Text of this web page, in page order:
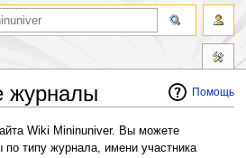
Помощь
журналы
Wiki Mininuniver. Вы можете
по типу журнала, имени участника